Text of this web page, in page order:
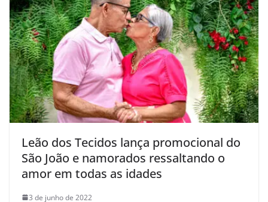
Leão dos Tecidos lança promocional do
São João e namorados ressaltando o
amor em todas as idades
3 de junho de 2022